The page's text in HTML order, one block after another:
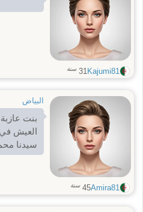
Kajumi81
31 سنة
البياض
بنت
العيش
سيدنا
Amira81
45 سنة